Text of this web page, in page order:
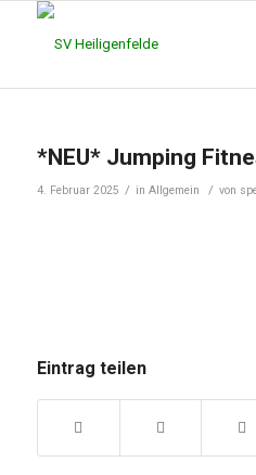
*NEU* Jumping
4. Februar 2025 / in Allgemein / von
Eintrag teilen